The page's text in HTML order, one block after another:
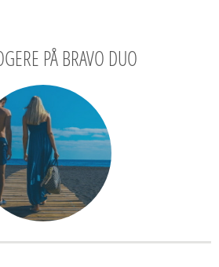
PÅ BRAVO DUO